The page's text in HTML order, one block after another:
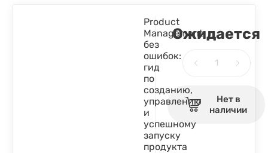
Product
Management
без
ошибок:
гид
по
созданию,
управлению
и
успешному
запуску
продукта
Ожидается
Нет в
наличии